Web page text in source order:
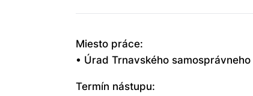
Miesto práce:
• Úrad Trnavského
Termín nástupu: